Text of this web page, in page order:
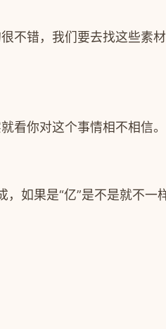
不错，我们要去找这些素材
看你对这个事情相不相信。
如果是“亿”是不是就不一